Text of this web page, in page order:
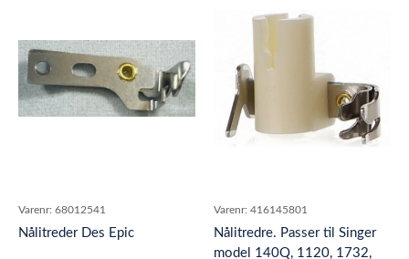
Varenr: 68012541
Nålitreder Des Epic
Varenr: 416145801
Nålitredre. Passer til Singer
model 140Q, 1120, 1732,